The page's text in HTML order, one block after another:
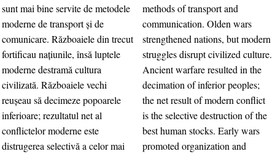
sunt mai bine servite de metodele
moderne de transport şi de
comunicare. Războaiele din trecut
fortificau naţiunile, însă luptele
moderne destramă cultura
civilizată. Războaiele vechi
reuşeau să decimeze popoarele
inferioare; rezultatul net al
conflictelor moderne este
distrugerea selectivă a celor mai
methods of transport and
communication. Olden wars
strengthened nations, but modern
struggles disrupt civilized culture.
Ancient warfare resulted in the
decimation of inferior peoples;
the net result of modern conflict
is the selective destruction of the
best human stocks. Early wars
promoted organization and